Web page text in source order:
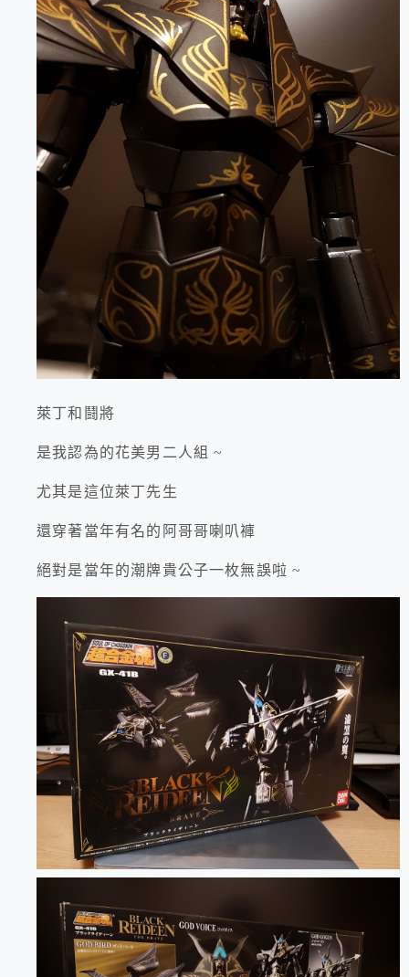
萊丁和鬪將
是我認為的花美男二人組 ~
尤其是這位萊丁先生
還穿著當年有名的阿哥哥喇叭褲
絕對是當年的潮牌貴公子一枚無誤啦 ~